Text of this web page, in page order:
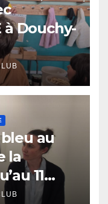
à Douchy-
au
la
11